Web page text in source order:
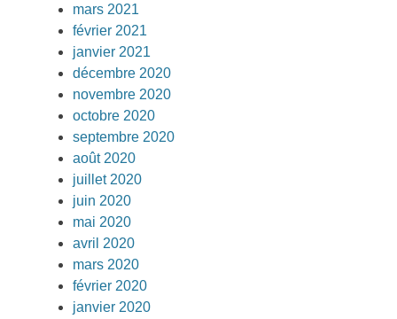
mars 2021
février 2021
janvier 2021
décembre 2020
novembre 2020
octobre 2020
septembre 2020
août 2020
juillet 2020
juin 2020
mai 2020
avril 2020
mars 2020
février 2020
janvier 2020